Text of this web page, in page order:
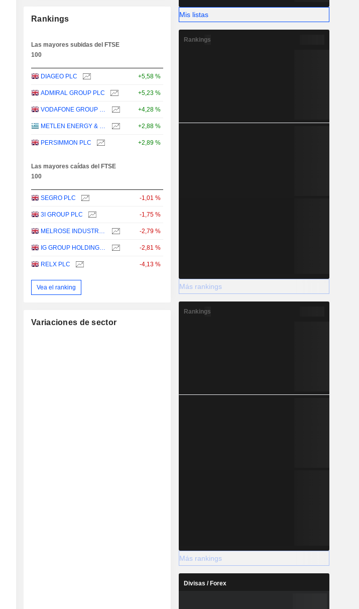
Rankings
Las mayores subidas del FTSE
100
DIAGEO PLC +5,58 %
ADMIRAL GROUP PLC +5,23 %
VODAFONE GROUP PLC +4,28 %
METLEN ENERGY & METALS PLC +2,88 %
PERSIMMON PLC +2,89 %
Las mayores caídas del FTSE
100
SEGRO PLC -1,01 %
3I GROUP PLC -1,75 %
MELROSE INDUSTRIES PLC -2,79 %
IG GROUP HOLDINGS PLC -2,81 %
RELX PLC -4,13 %
Vea el ranking
Variaciones de sector
Mis listas
Rankings
Más rankings
Rankings
Más rankings
Divisas / Forex